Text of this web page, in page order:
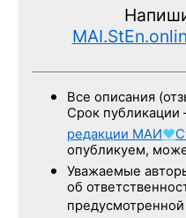
Все описания
Срок
редакции МАИ♥
опубликуем,
Уважаемые
об
предусмотренной